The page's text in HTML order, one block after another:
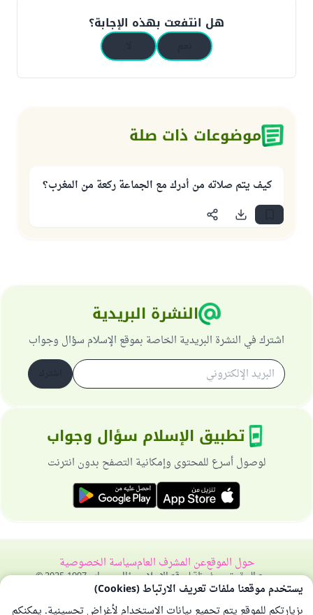
هل انتفعت بهذه الإجابة؟
موضوعات ذات صلة
كيف يتم صلاته من أدرك مع الجماعة ركعة من المغرب؟
النشرة البريدية
اشترك في النشرة البريدية الخاصة بموقع الإسلام سؤال وجواب
تطبيق الإسلام سؤال وجواب
لوصول أسرع للمحتوى وإمكانية التصفح بدون انترنت
حول الموقععن المشرف العامسياسة الخصوصية
جميع الحقوق محفوظة لموقع الإسلام سؤال وجواب 1997-2025 ©
يستخدم موقعنا ملفات تعريف الارتباط (Cookies)
بزيارتكم للموقع يتم تجميع بيانات الاستخدام لأغراض تحسينية. يمكنكم